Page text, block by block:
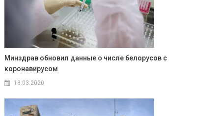
Минздрав обновил данные о числе белорусов с
коронавирусом
18.03.2020